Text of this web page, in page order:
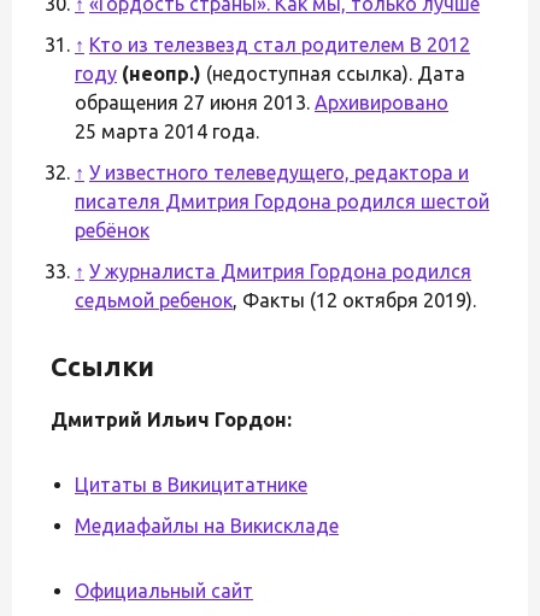
↑ Кто из телезвезд стал родителем В 2012
году (неопр.) (недоступная ссылка). Дата
обращения 27 июня 2013. Архивировано
25 марта 2014 года.
↑ У известного телеведущего, редактора и
писателя Дмитрия Гордона родился шестой
ребёнок
↑ У журналиста Дмитрия Гордона родился
седьмой ребенок, Факты (12 октября 2019).
Ссылки
Дмитрий Ильич Гордон:
Цитаты в Викицитатнике
Медиафайлы на Викискладе
Официальный сайт